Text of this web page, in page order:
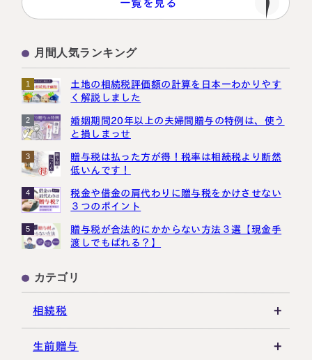
月間人気ランキング
1
土地の相続税評価額の計算を日本一わかりやす
く解説しました
2
婚姻期間20年以上の夫婦間贈与の特例は、使う
と損しまっせ
3
贈与税は払った方が得！税率は相続税より断然
低いんです！
4
税金や借金の肩代わりに贈与税をかけさせない
３つのポイント
5
贈与税が合法的にかからない方法３選【現金手
渡しでもばれる？】
カテゴリ
相続税
相続税の基礎知識
生前贈与